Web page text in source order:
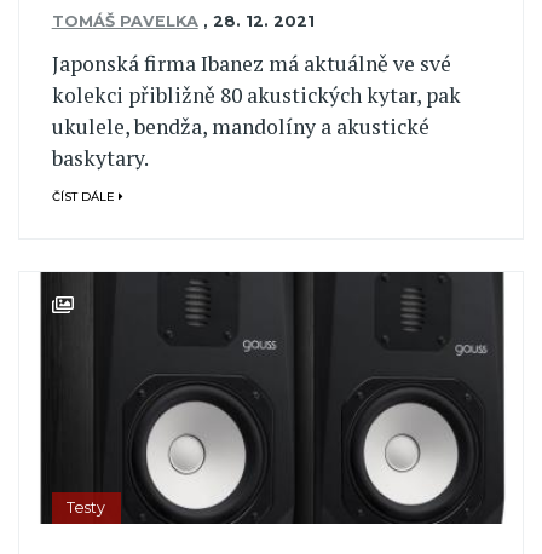
TOMÁŠ PAVELKA , 28. 12. 2021
Japonská firma Ibanez má aktuálně ve své
kolekci přibližně 80 akustických kytar, pak
ukulele, bendža, mandolíny a akustické
baskytary.
ČÍST DÁLE
Testy